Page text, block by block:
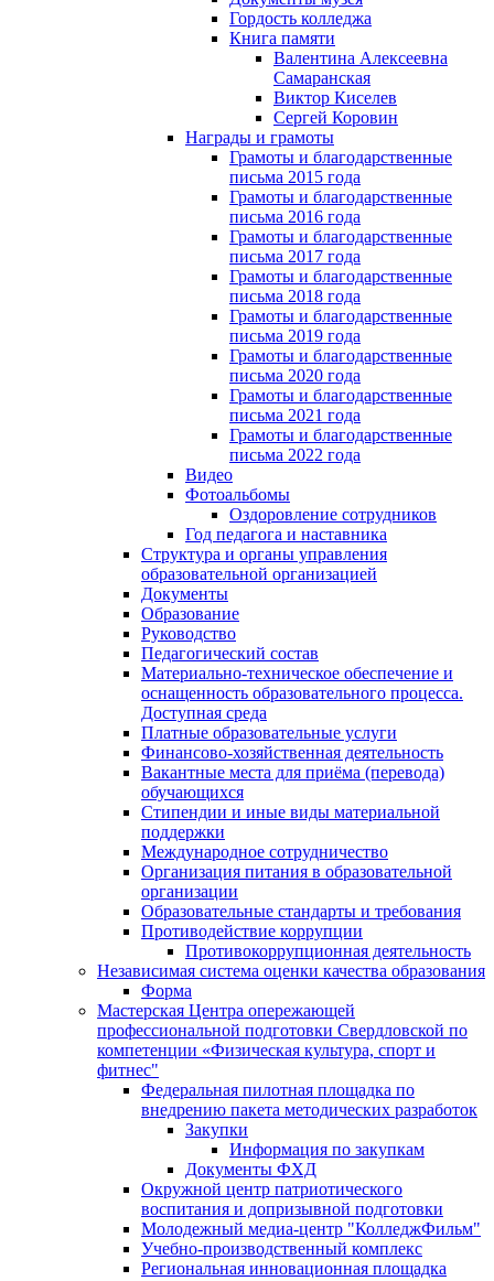
Гордость колледжа
Книга памяти
Валентина Алексеевна
Самаранская
Виктор Киселев
Сергей Коровин
Награды и грамоты
Грамоты и благодарственные
письма 2015 года
Грамоты и благодарственные
письма 2016 года
Грамоты и благодарственные
письма 2017 года
Грамоты и благодарственные
письма 2018 года
Грамоты и благодарственные
письма 2019 года
Грамоты и благодарственные
письма 2020 года
Грамоты и благодарственные
письма 2021 года
Грамоты и благодарственные
письма 2022 года
Видео
Фотоальбомы
Оздоровление сотрудников
Год педагога и наставника
Структура и органы управления
образовательной организацией
Документы
Образование
Руководство
Педагогический состав
Материально-техническое обеспечение и
оснащенность образовательного процесса.
Доступная среда
Платные образовательные услуги
Финансово-хозяйственная деятельность
Вакантные места для приёма (перевода)
обучающихся
Стипендии и иные виды материальной
поддержки
Международное сотрудничество
Организация питания в образовательной
организации
Образовательные стандарты и требования
Противодействие коррупции
Противокоррупционная деятельность
Независимая система оценки качества образования
Форма
Мастерская Центра опережающей
профессиональной подготовки Свердловской по
компетенции «Физическая культура, спорт и
фитнес"
Федеральная пилотная площадка по
внедрению пакета методических разработок
Закупки
Информация по закупкам
Документы ФХД
Окружной центр патриотического
воспитания и допризывной подготовки
Молодежный медиа-центр "КолледжФильм"
Учебно-производственный комплекс
Региональная инновационная площадка